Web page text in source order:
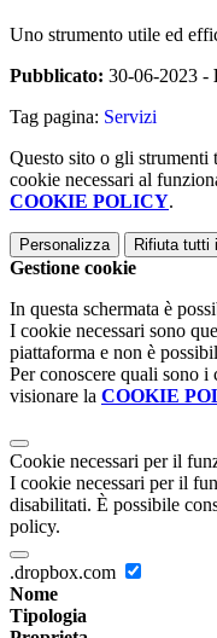
Uno strumento utile ed
Pubblicato: 30-06-2023 -
Tag pagina: Servizi
Questo sito o gli strumenti
cookie necessari al
COOKIE POLICY.
Personalizza Rifiuta tutti
Gestione cookie
In questa schermata è
I cookie necessari sono
piattaforma e non è
Per conoscere quali sono i
visionare la COOKIE
Cookie necessari per il
I cookie necessari per il
disabilitati. È possibile
policy.
.dropbox.com
Nome
Tipologia